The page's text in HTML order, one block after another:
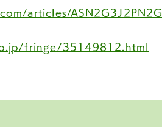
articles/
fringe/35149812.html